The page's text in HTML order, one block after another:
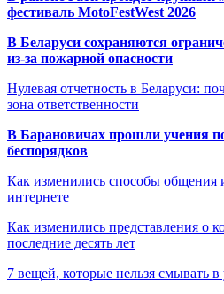
фестиваль MotoFestWest 2026
В Беларуси сохраняются
из-за пожарной опасности
Нулевая отчетность в Беларуси:
зона ответственности
В Барановичах прошли учения
беспорядков
Как изменились способы
интернете
Как изменились представления о
последние десять лет
7 вещей, которые нельзя смывать в